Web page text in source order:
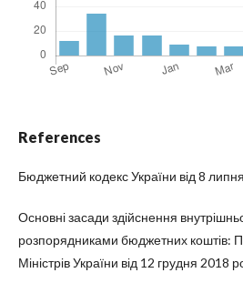
References
Бюджетний кодекс України від 8
Основні засади здійснення
розпорядниками бюджетних коштів:
Міністрів України від 12 грудня 2018